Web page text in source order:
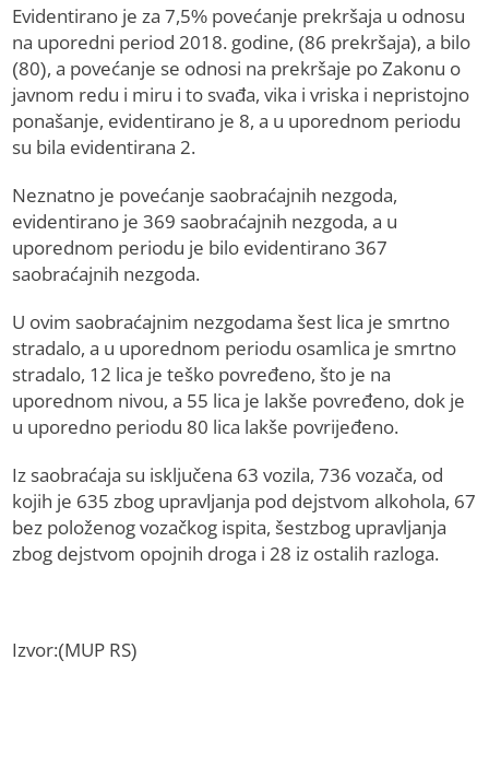
Evidentirano je za 7,5% povećanje prekršaja u odnosu
na uporedni period 2018. godine, (86 prekršaja), a bilo
(80), a povećanje se odnosi na prekršaje po Zakonu o
javnom redu i miru i to svađa, vika i vriska i nepristojno
ponašanje, evidentirano je 8, a u uporednom periodu
su bila evidentirana 2.
Neznatno je povećanje saobraćajnih nezgoda,
evidentirano je 369 saobraćajnih nezgoda, a u
uporednom periodu je bilo evidentirano 367
saobraćajnih nezgoda.
U ovim saobraćajnim nezgodama šest lica je smrtno
stradalo, a u uporednom periodu osamlica je smrtno
stradalo, 12 lica je teško povređeno, što je na
uporednom nivou, a 55 lica je lakše povređeno, dok je
u uporedno periodu 80 lica lakše povrijeđeno.
Iz saobraćaja su isključena 63 vozila, 736 vozača, od
kojih je 635 zbog upravljanja pod dejstvom alkohola, 67
bez položenog vozačkog ispita, šestzbog upravljanja
zbog dejstvom opojnih droga i 28 iz ostalih razloga.
Izvor:(MUP RS)